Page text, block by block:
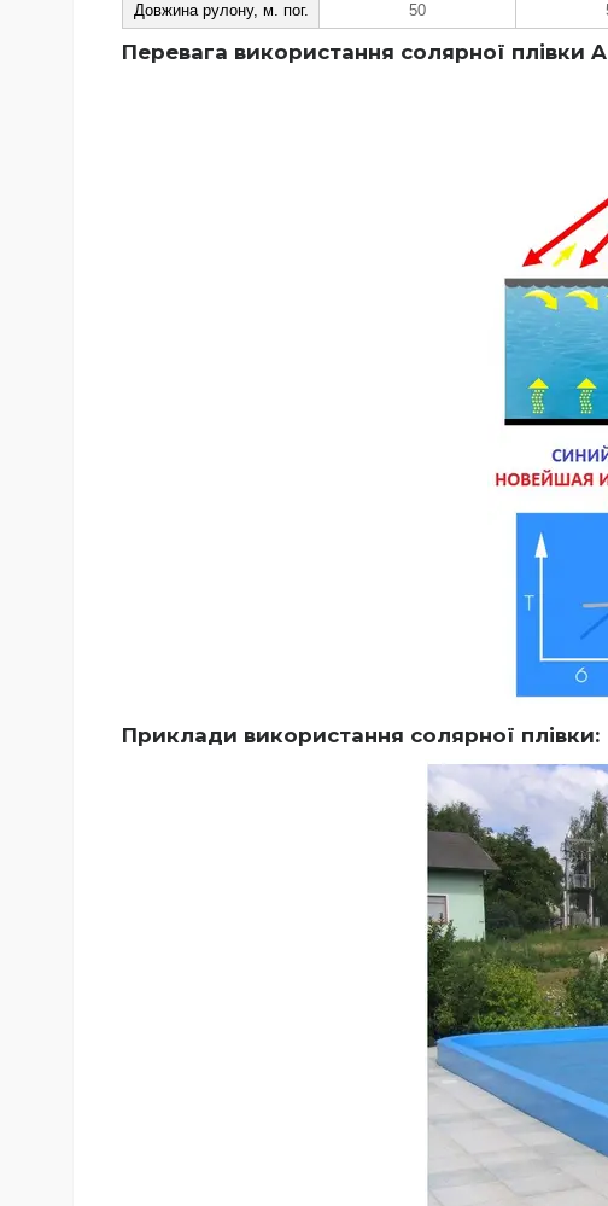
Довжина рулону, м. пог.
50
Перевага використання солярної плівки
Приклади використання солярної плівки: